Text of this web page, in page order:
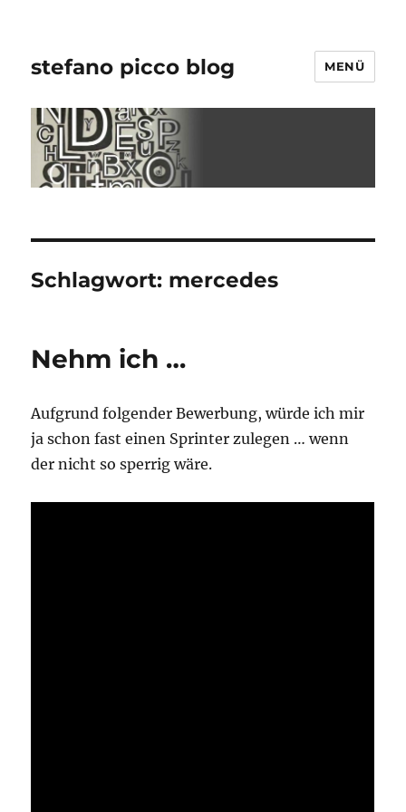
stefano picco blog MENÜ
Schlagwort: mercedes
Nehm ich …
Aufgrund folgender Bewerbung, würde ich mir
ja schon fast einen Sprinter zulegen … wenn
der nicht so sperrig wäre.